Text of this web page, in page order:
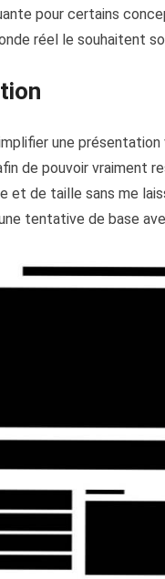
pour certains
réel le souhaitent
une présentation
de pouvoir vraiment
et de taille sans me
tentative de base